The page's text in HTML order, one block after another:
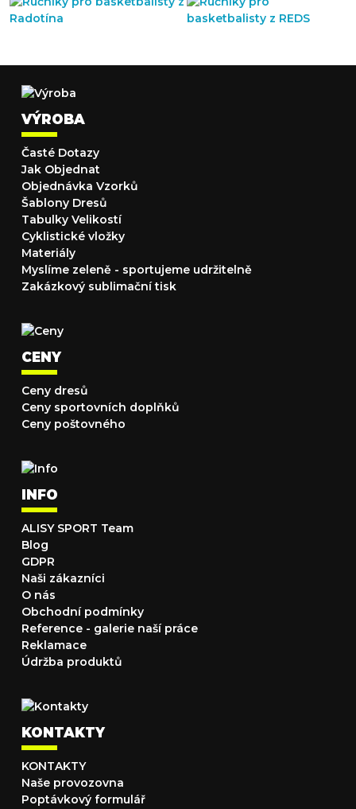
VÝROBA
Časté Dotazy
Jak Objednat
Objednávka Vzorků
Šablony Dresů
Tabulky Velikostí
Cyklistické vložky
Materiály
Myslíme zeleně - sportujeme udržitelně
Zakázkový sublimační tisk
CENY
Ceny dresů
Ceny sportovních doplňků
Ceny poštovného
INFO
ALISY SPORT Team
Blog
GDPR
Naši zákazníci
O nás
Obchodní podmínky
Reference - galerie naší práce
Reklamace
Údržba produktů
KONTAKTY
KONTAKTY
Naše provozovna
Poptávkový formulář